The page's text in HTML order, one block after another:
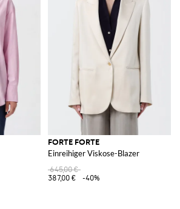
FORTE FORTE
Einreihiger Viskose-Blazer
645,00 €
387,00 €
-40%